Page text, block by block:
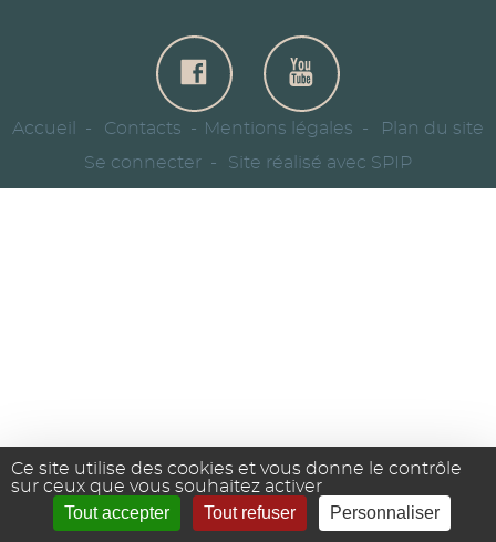
Ce site utilise des cookies et vous donne le contrôle
sur ceux que vous souhaitez activer
Tout accepter Tout refuser Personnaliser
Accueil Contacts Mentions légales
Plan du site
Se connecter
Site réalisé avec SPIP